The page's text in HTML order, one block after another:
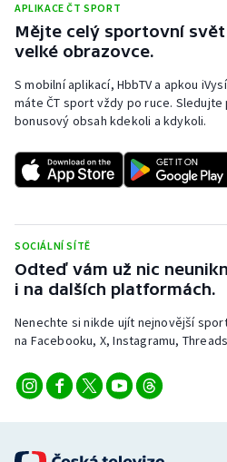
Plážový volejbal
Rychlobruslení
Rychlostní kanoistika
Sportovní střelba
Stolní tenis
Triatlon
Veslování
Volejbal
APLIKACE ČT SPORT
Mějte celý sportovní svět
velké obrazovce.
S mobilní aplikací, HbbTV a apkou
máte ČT sport vždy po ruce.
bonusový obsah kdekoli a kdykoli.
SOCIÁLNÍ SÍTĚ
Odteď vám už nic
i na dalších platformách.
Nenechte si nikde ujít nejnovější
na Facebooku, X, Instagramu,